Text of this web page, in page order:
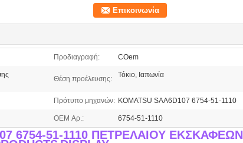
Επικοινωνία
Προδιαγραφή: COem
Θέση προέλευσης: Τόκιο, Ιαπωνία
Πρότυπο μηχανών: KOMATSU SAA6D107 6754-51-1110
OEM Αρ.: 6754-51-1110
6754-51-1110 ΠΕΤΡΕΛΑΙΟΥ ΕΚΣΚΑΦΕΩΝ